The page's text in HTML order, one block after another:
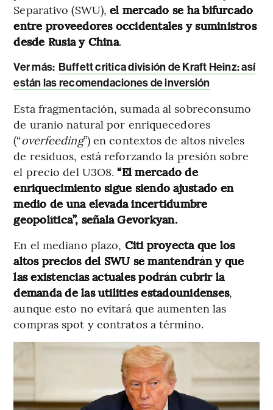
Separativo (SWU),el mercado se ha bifurcado
entre proveedores occidentales y suministros
desde Rusia y China.
Ver más: Buffett critica división de Kraft Heinz: así
están las recomendaciones de inversión
Esta fragmentación, sumada al sobreconsumo
de uranio natural por enriquecedores
(“overfeeding”) en contextos de altos niveles
de residuos, está reforzando la presión sobre
el precio del U3O8.“El mercado de
enriquecimiento sigue siendo ajustado en
medio de una elevada incertidumbre
geopolítica”, señala Gevorkyan.
En el mediano plazo, Citi proyecta que los
altos precios del SWU se mantendrán y que
las existencias actuales podrán cubrir la
demanda de las utilities estadounidenses,
aunque esto no evitará que aumenten las
compras spot y contratos a término.